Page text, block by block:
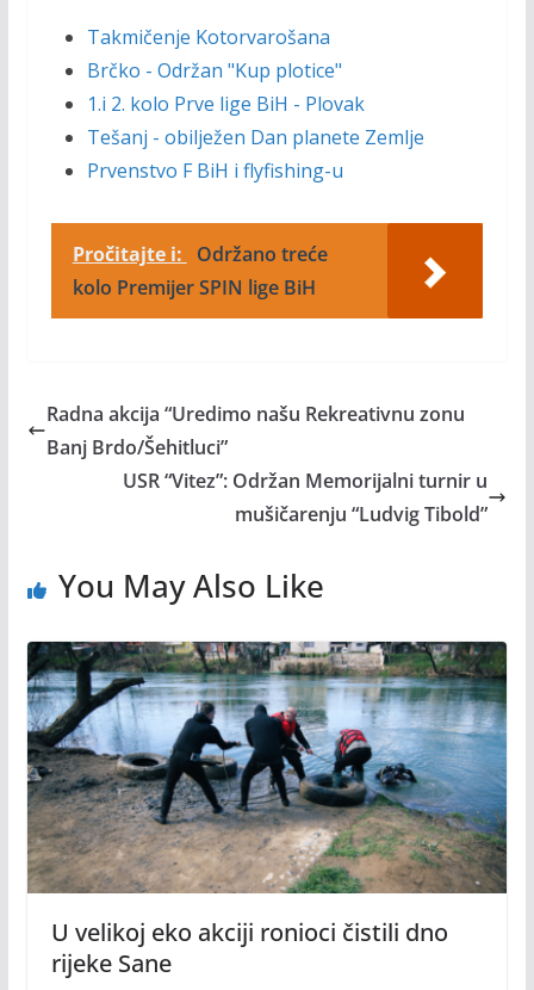
Takmičenje Kotorvarošana
Brčko - Održan "Kup plotice"
1.i 2. kolo Prve lige BiH - Plovak
Tešanj - obilježen Dan planete Zemlje
Prvenstvo F BiH i flyfishing-u
Pročitajte i:
Održano treće
kolo Premijer SPIN lige BiH
Radna akcija “Uredimo našu Rekreativnu zonu
Banj Brdo/Šehitluci”
USR “Vitez”: Održan Memorijalni turnir u
mušičarenju “Ludvig Tibold”
You May Also Like
U velikoj eko akciji ronioci čistili dno
rijeke Sane